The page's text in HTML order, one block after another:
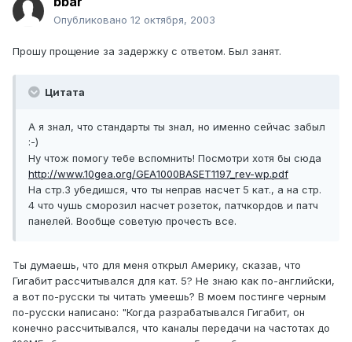
Опубликовано 12 октября, 2003
Прошу прощение за задержку с ответом. Был занят.
Цитата
А я знал, что стандарты ты знал, но именно сейчас забыл
:-)
Ну чтож помогу тебе вспомнить! Посмотри хотя бы сюда
http://www.10gea.org/GEA1000BASET1197_rev-wp.pdf
На стр.3 убедишся, что ты неправ насчет 5 кат., а на стр.
4 что чушь сморозил насчет розеток, патчкордов и патч
панелей. Вообще советую прочесть все.
Ты думаешь, что для меня открыл Америку, сказав, что
Гигабит рассчитывался для кат. 5? Не знаю как по-английски,
а вот по-русски ты читать умеешь? В моем постинге черным
по-русски написано: "Когда разрабатывался Гигабит, он
конечно рассчитывался, что каналы передачи на частотах до